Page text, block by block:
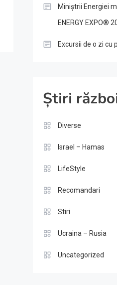
Miniștrii Energiei
ENERGY EXPO®
Excursii de o zi cu
Știri
Diverse
Israel – Hamas
LifeStyle
Recomandari
Stiri
Ucraina – Rusia
Uncategorized